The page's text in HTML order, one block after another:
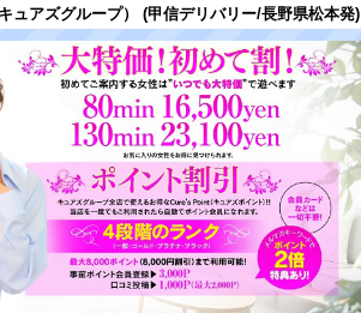
ュアズグループ） (甲信デリバリー/長野県松本発)